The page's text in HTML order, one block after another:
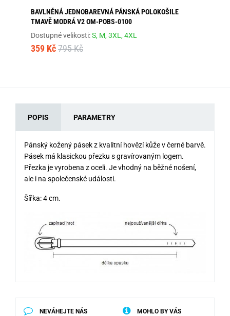
BAVLNĚNÁ JEDNOBAREVNÁ PÁNSKÁ POLOKOŠILE
TMAVĚ MODRÁ V2 OM-POBS-0100
Dostupné velikosti:S, M,3XL,4XL
359 Kč 795 Kč
POPIS PARAMETRY
Pánský kožený pásek z kvalitní hovězí kůže v černé barvě.
Pásek má klasickou přezku s gravírovaným logem.
Přezka je vyrobena z oceli. Je vhodný na běžné nošení,
ale i na společenské události.
Šířka: 4 cm.
NEVÁHEJTE NÁS
MOHLO BY VÁS